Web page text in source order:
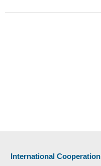
International Cooperation